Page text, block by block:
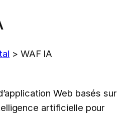
> WAF IA
Web basés sur
artificielle pour